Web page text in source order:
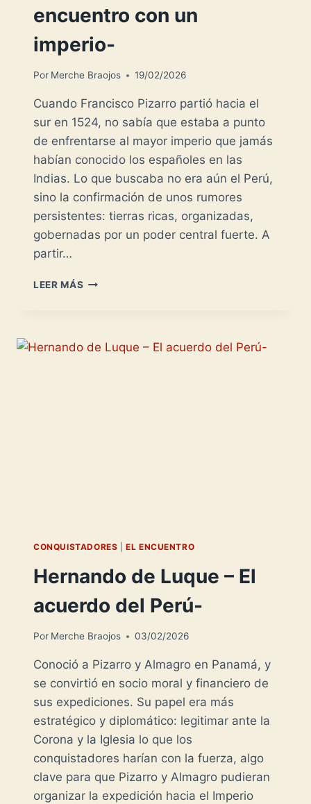
encuentro con un
imperio-
Por Merche Braojos 19/02/2026
Cuando Francisco Pizarro partió hacia el
sur en 1524, no sabía que estaba a punto
de enfrentarse al mayor imperio que jamás
habían conocido los españoles en las
Indias. Lo que buscaba no era aún el Perú,
sino la confirmación de unos rumores
persistentes: tierras ricas, organizadas,
gobernadas por un poder central fuerte. A
partir…
LEER MÁS FRANCISCO
ENCUENTRO
CON
CONQUISTADORES |EL ENCUENTRO
Hernando de Luque – El
acuerdo del Perú-
Por Merche Braojos 03/02/2026
Conoció a Pizarro y Almagro en Panamá, y
se convirtió en socio moral y financiero de
sus expediciones. Su papel era más
estratégico y diplomático: legitimar ante la
Corona y la Iglesia lo que los
conquistadores harían con la fuerza, algo
clave para que Pizarro y Almagro pudieran
organizar la expedición hacia el Imperio